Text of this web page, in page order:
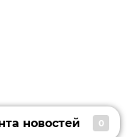
новостей 0